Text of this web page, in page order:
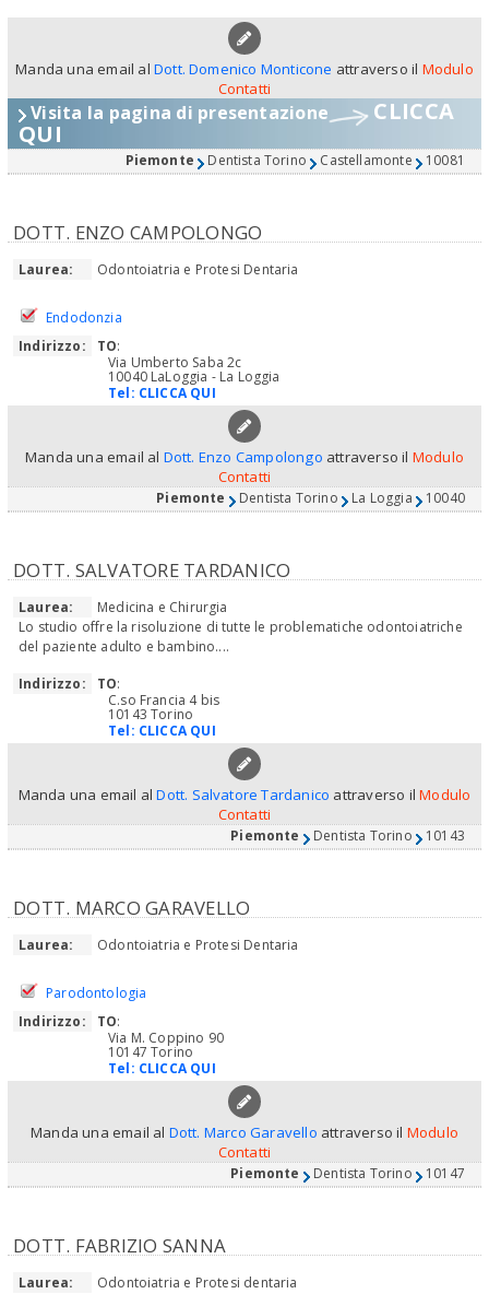
Manda una email al Dott. Domenico Monticone attraverso il Modulo
Contatti
Visita la pagina di presentazione CLICCA
QUI
Piemonte Dentista Torino Castellamonte 10081
DOTT. ENZO CAMPOLONGO
Laurea: Odontoiatria e Protesi Dentaria
Endodonzia
Indirizzo:
TO:
Via Umberto Saba 2c
10040 LaLoggia - La Loggia
Tel: CLICCA QUI
Manda una email al Dott. Enzo Campolongo attraverso il Modulo
Contatti
Piemonte Dentista Torino La Loggia 10040
DOTT. SALVATORE TARDANICO
Laurea:
Medicina e Chirurgia
Lo studio offre la risoluzione di tutte le problematiche odontoiatriche
del paziente adulto e bambino....
Indirizzo:
TO:
C.so Francia 4 bis
10143 Torino
Tel: CLICCA QUI
Manda una email alDott. Salvatore Tardanico attraverso ilModulo
Contatti
Piemonte Dentista Torino 10143
DOTT. MARCO GARAVELLO
Laurea: Odontoiatria e Protesi Dentaria
Parodontologia
Indirizzo:
TO:
Via M. Coppino 90
10147 Torino
Tel: CLICCA QUI
Manda una email al Dott. Marco Garavello attraverso il Modulo
Contatti
Piemonte Dentista Torino 10147
DOTT. FABRIZIO SANNA
Laurea: Odontoiatria e Protesi dentaria